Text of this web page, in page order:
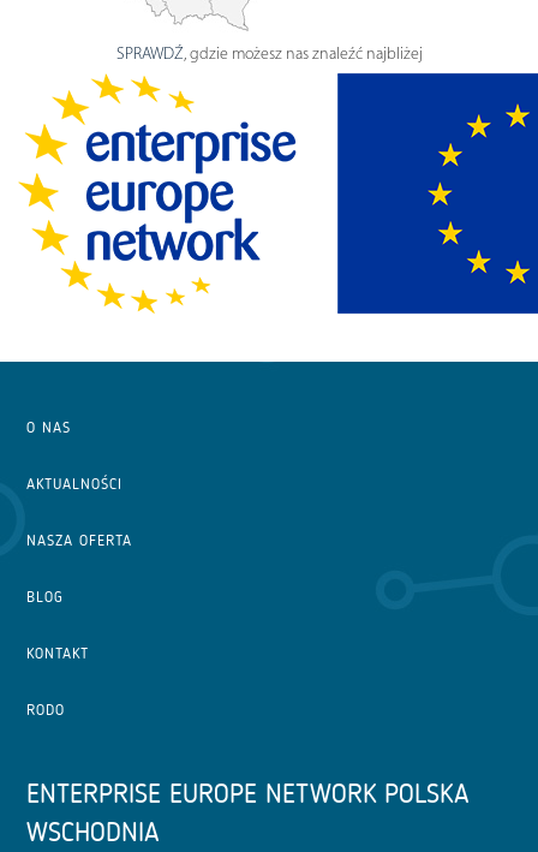
SPRAWDŹ, gdzie możesz nas znaleźć najbliżej
O NAS
AKTUALNOŚCI
NASZA OFERTA
BLOG
KONTAKT
RODO
ENTERPRISE EUROPE NETWORK POLSKA
WSCHODNIA